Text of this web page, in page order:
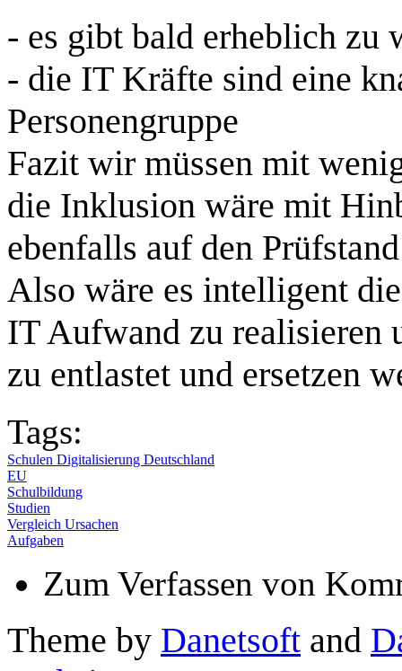
- es gibt bald erheblich zu
- die IT Kräfte sind eine
Personengruppe
Fazit wir müssen mit
die Inklusion wäre mit
ebenfalls auf den
Also wäre es intelligent
IT Aufwand zu realisieren
zu entlastet und ersetzen
Tags:
Schulen Digitalisierung Deutschland
EU
Schulbildung
Studien
Vergleich Ursachen
Aufgaben
Zum Verfassen von
Theme by Danetsoft and